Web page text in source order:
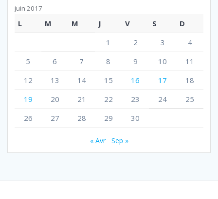
juin 2017
L M M J V S
D
1
2 3
4
5
6 7 8 9 10
11
12
13 14 15 16 17
18
19
20 21 22 23 24
25
26
27 28 29 30
« Avr Sep »